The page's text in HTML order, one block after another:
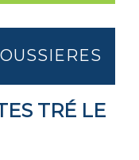
TRÉ LE